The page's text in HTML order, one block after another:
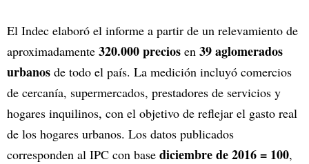
El Indec elaboró el informe a partir de un relevamiento de
aproximadamente 320.000 precios en 39 aglomerados
urbanos de todo el país. La medición incluyó comercios
de cercanía, supermercados, prestadores de servicios y
hogares inquilinos, con el objetivo de reflejar el gasto real
de los hogares urbanos. Los datos publicados
corresponden al IPC con base diciembre de 2016 = 100,